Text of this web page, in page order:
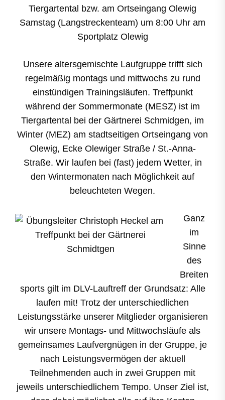
Tiergartental bzw. am Ortseingang Olewig
Samstag (Langstreckenteam) um 8:00 Uhr am
Sportplatz Olewig
Unsere altersgemischte Laufgruppe trifft sich
regelmäßig montags und mittwochs zu rund
einstündigen Trainingsläufen. Treffpunkt
während der Sommermonate (MESZ) ist im
Tiergartental bei der Gärtnerei Schmidgen, im
Winter (MEZ) am stadtseitigen Ortseingang von
Olewig, Ecke Olewiger Straße / St.-Anna-
Straße. Wir laufen bei (fast) jedem Wetter, in
den Wintermonaten nach Möglichkeit auf
beleuchteten Wegen.
Ganz
im
Sinne
des
Breiten
sports gilt im DLV-Lauftreff der Grundsatz: Alle
laufen mit! Trotz der unterschiedlichen
Leistungsstärke unserer Mitglieder organisieren
wir unsere Montags- und Mittwochsläufe als
gemeinsames Laufvergnügen in der Gruppe, je
nach Leistungsvermögen der aktuell
Teilnehmenden auch in zwei Gruppen mit
jeweils unterschiedlichem Tempo. Unser Ziel ist,